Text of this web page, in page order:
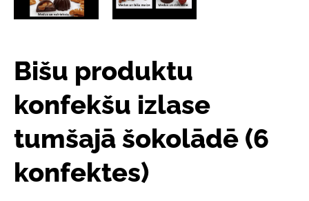
Bišu produktu
konfekšu izlase
tumšajā šokolādē (6
konfektes)